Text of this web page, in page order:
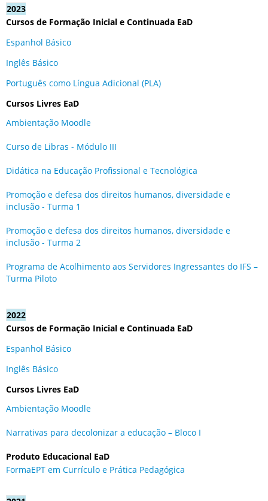
2023
Cursos de Formação Inicial e Continuada EaD
Espanhol Básico
Inglês Básico
Português como Língua Adicional (PLA)
Cursos Livres EaD
Ambientação Moodle
Curso de Libras - Módulo III
Didática na Educação Profissional e Tecnológica
Promoção e defesa dos direitos humanos, diversidade e
inclusão - Turma 1
Promoção e defesa dos direitos humanos, diversidade e
inclusão - Turma 2
Programa de Acolhimento aos Servidores Ingressantes do IFS –
Turma Piloto
2022
Cursos de Formação Inicial e Continuada EaD
Espanhol Básico
Inglês Básico
Cursos Livres EaD
Ambientação Moodle
Narrativas para decolonizar a educação – Bloco I
Produto Educacional EaD
FormaEPT em Currículo e Prática Pedagógica